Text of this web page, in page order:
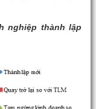
nghiệp thành lập